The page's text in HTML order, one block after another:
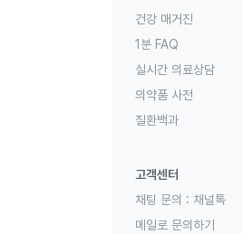
건강 매거진
1분 FAQ
실시간 의료상담
의약품 사전
질환백과
고객센터
채팅 문의 : 채널톡
메일로 문의하기